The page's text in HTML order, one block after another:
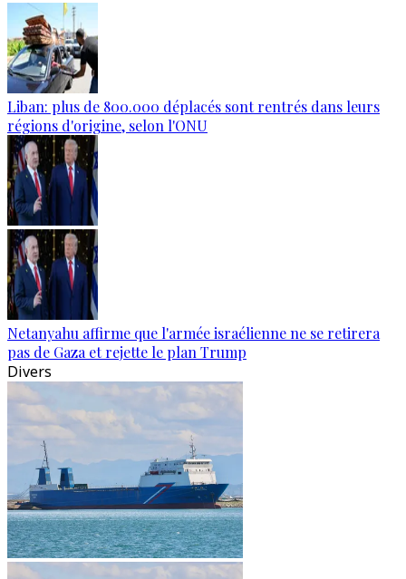
Liban: plus de 800.000 déplacés sont rentrés dans leurs
régions d'origine, selon l'ONU
Netanyahu affirme que l'armée israélienne ne se retirera
pas de Gaza et rejette le plan Trump
Divers